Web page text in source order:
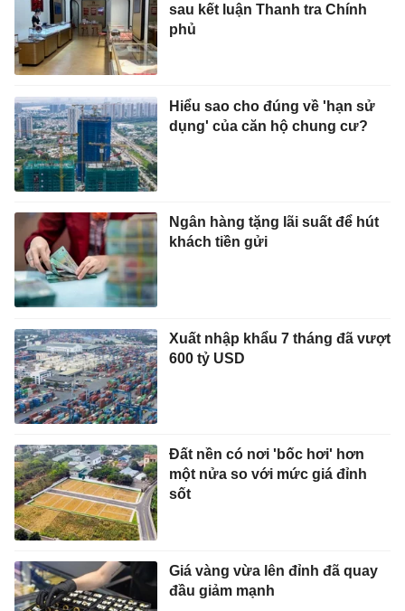
sau kết luận Thanh tra Chính
phủ
Hiểu sao cho đúng về 'hạn sử
dụng' của căn hộ chung cư?
Ngân hàng tặng lãi suất để hút
khách tiền gửi
Xuất nhập khẩu 7 tháng đã vượt
600 tỷ USD
Đất nền có nơi 'bốc hơi' hơn
một nửa so với mức giá đỉnh
sốt
Giá vàng vừa lên đỉnh đã quay
đầu giảm mạnh